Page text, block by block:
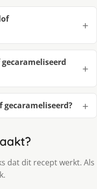
dat dit recept werkt. Als